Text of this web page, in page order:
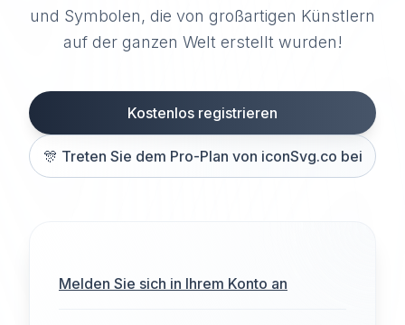
und Symbolen, die von großartigen Künstlern
auf der ganzen Welt erstellt wurden!
Kostenlos registrieren
🎊 Treten Sie dem Pro-Plan von iconSvg.co bei
Melden Sie sich in Ihrem Konto an